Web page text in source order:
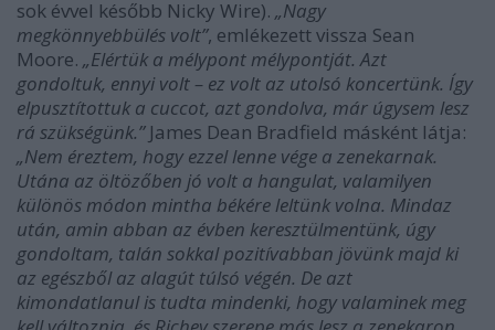
sok évvel később Nicky Wire). „Nagy
megkönnyebbülés volt”, emlékezett vissza Sean
Moore. „Elértük a mélypont mélypontját. Azt
gondoltuk, ennyi volt – ez volt az utolsó koncertünk. Így
elpusztítottuk a cuccot, azt gondolva, már úgysem lesz
rá szükségünk.”James Dean Bradfield másként látja:
„Nem éreztem, hogy ezzel lenne vége a zenekarnak.
Utána az öltözőben jó volt a hangulat, valamilyen
különös módon mintha békére leltünk volna. Mindaz
után, amin abban az évben keresztülmentünk, úgy
gondoltam, talán sokkal pozitívabban jövünk majd ki
az egészből az alagút túlsó végén. De azt
kimondatlanul is tudta mindenki, hogy valaminek meg